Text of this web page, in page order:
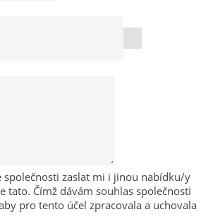
společnosti zaslat mi i jinou nabídku/y
tato. Čímž dávám souhlas společnosti
pro tento účel zpracovala a uchovala